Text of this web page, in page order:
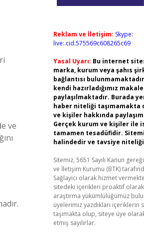
ve
Reklam ve İletişim: Skype:
live:.cid.575569c608265c69
Yasal Uyarı: Bu internet
marka, kurum veya şahıs
bağlantısı
kendi hazırladığımız
paylaşılmaktadır. Burada
haber niteliği taşımamakta
ve kişiler hakkında
Gerçek kurum ve kişiler ile
tamamen tesadüfidir.
halindedir ve tavsiye
Sitemiz, 5651 Sayılı Kanun
ve İletişim Kurumu (BTK)
Sağlayıcı olarak hizmet
sitedeki içerikleri proaktif
araştırma yükümlülüğümüz
üyelerimiz yazdıkları içeriklerin
taşımakta olup, siteye üye
etmiş sayılırlar.